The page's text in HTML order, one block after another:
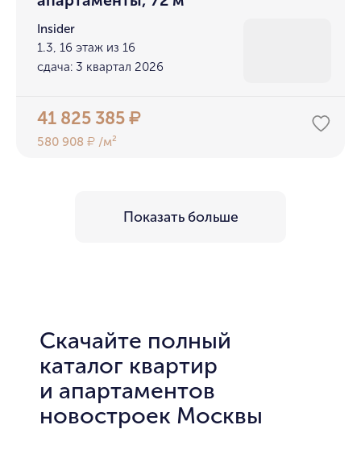
Insider
1.3, 16 этаж из 16
сдача: 3 квартал 2026
41 825 385₽
580 908₽ /м²
Показать больше
Скачайте полный
каталог квартир
и апартаментов
новостроек Москвы